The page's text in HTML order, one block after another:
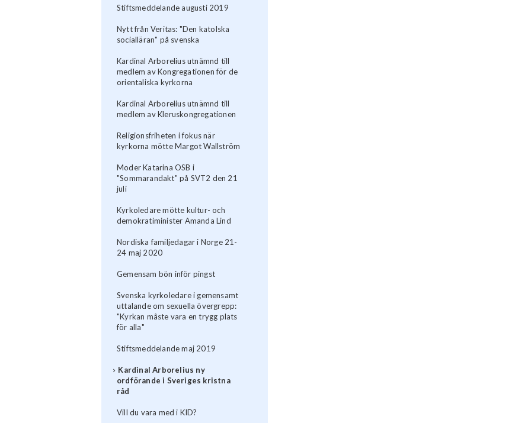
Stiftsmeddelande augusti 2019
Nytt från Veritas: "Den katolska
socialläran" på svenska
Kardinal Arborelius utnämnd till
medlem av Kongregationen för de
orientaliska kyrkorna
Kardinal Arborelius utnämnd till
medlem av Kleruskongregationen
Religionsfriheten i fokus när
kyrkorna mötte Margot Wallström
Moder Katarina OSB i
"Sommarandakt" på SVT2 den 21
juli
Kyrkoledare mötte kultur- och
demokratiminister Amanda Lind
Nordiska familjedagar i Norge 21-
24 maj 2020
Gemensam bön inför pingst
Svenska kyrkoledare i gemensamt
uttalande om sexuella övergrepp:
"Kyrkan måste vara en trygg plats
för alla"
Stiftsmeddelande maj 2019
Kardinal Arborelius ny
ordförande i Sveriges kristna
råd
Vill du vara med i KID?